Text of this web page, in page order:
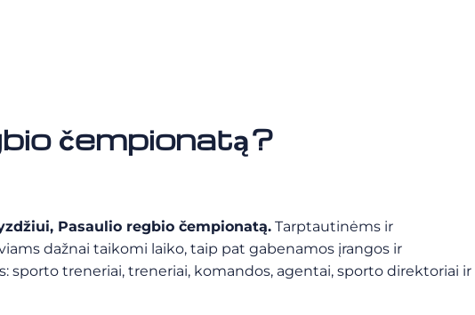
čempionatą?
Pasaulio regbio čempionatą. Tarptautinėms ir
dažnai taikomi laiko, taip pat gabenamos įrangos ir
sporto treneriai, treneriai, komandos, agentai, sporto direktoriai ir